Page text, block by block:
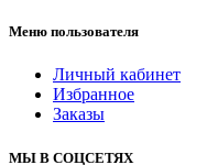
Меню пользователя
Личный кабинет
Избранное
Заказы
МЫ В СОЦСЕТЯХ